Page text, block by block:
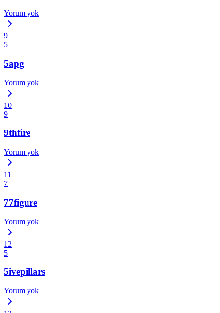
Yorum yok
9
5
5apg
Yorum yok
10
9
9thfire
Yorum yok
11
7
77figure
Yorum yok
12
5
5ivepillars
Yorum yok